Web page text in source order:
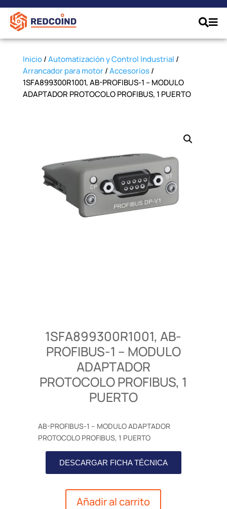
Inicio/Automatización y Control Industrial /
Arrancador para motor/Accesorios/
1SFA899300R1001, AB-PROFIBUS-1 – MODULO
ADAPTADOR PROTOCOLO PROFIBUS, 1 PUERTO
1SFA899300R1001, AB-
PROFIBUS-1 – MODULO
ADAPTADOR
PROTOCOLO PROFIBUS, 1
PUERTO
AB-PROFIBUS-1 – MODULO ADAPTADOR
PROTOCOLO PROFIBUS, 1 PUERTO
DESCARGAR FICHA TÉCNICA
Añadir al carrito